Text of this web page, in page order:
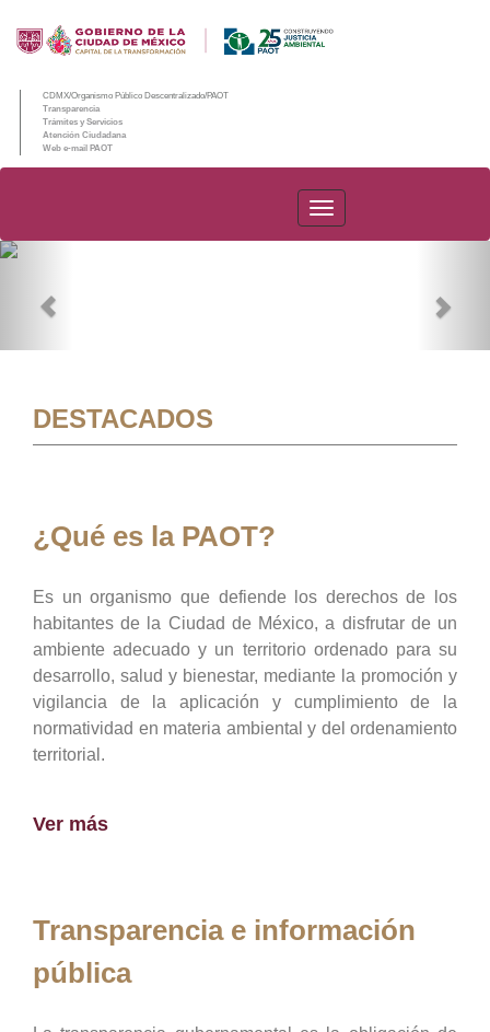
CDMX/Organismo Público Descentralizado/PAOT
Transparencia
Trámites y Servicios
Atención Ciudadana
Web e-mail PAOT
PAOT
DESTACADOS
¿Qué es la PAOT?
Es un organismo que defiende los derechos de los
habitantes de la Ciudad de México, a disfrutar de un
ambiente adecuado y un territorio ordenado para su
desarrollo, salud y bienestar, mediante la promoción y
vigilancia de la aplicación y cumplimiento de la
normatividad en materia ambiental y del ordenamiento
territorial.
Ver más
Transparencia e información
pública